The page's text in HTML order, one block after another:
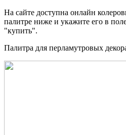
На сайте доступна онлайн
палитре ниже и укажите его в
"купить".
Палитра для перламутровых